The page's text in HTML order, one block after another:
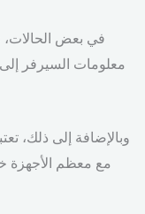
في بعض الحالات،
معلومات السيرفر إلى
وبالإضافة إلى ذلك،
مع معظم الأجهزة